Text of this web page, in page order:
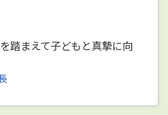
踏まえて子どもと真摯に向